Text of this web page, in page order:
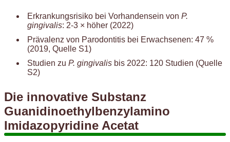
Erkrankungsrisiko bei Vorhandensein von P.
gingivalis: 2-3 × höher (2022)
Prävalenz von Parodontitis bei Erwachsenen: 47 %
(2019, Quelle S1)
Studien zu P. gingivalis bis 2022: 120 Studien (Quelle
S2)
Die innovative Substanz
Guanidinoethylbenzylamino
Imidazopyridine Acetat